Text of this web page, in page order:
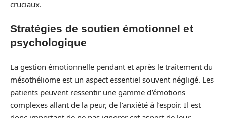
cruciaux.
Stratégies de soutien émotionnel et
psychologique
La gestion émotionnelle pendant et après le traitement du
mésothéliome est un aspect essentiel souvent négligé. Les
patients peuvent ressentir une gamme d’émotions
complexes allant de la peur, de l’anxiété à l’espoir. Il est